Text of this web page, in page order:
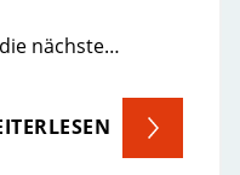
nächste…